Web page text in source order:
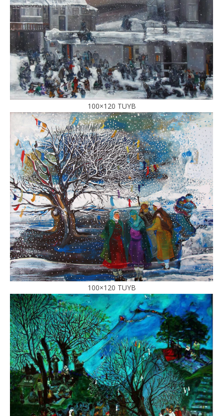
100×120 TUYB
100×120 TUYB